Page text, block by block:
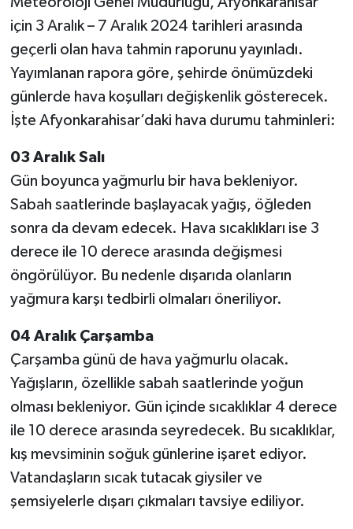
için 3 Aralık – 7 Aralık 2024 tarihleri arasında
geçerli olan hava tahmin raporunu yayınladı.
Yayımlanan rapora göre, şehirde önümüzdeki
günlerde hava koşulları değişkenlik gösterecek.
İşte Afyonkarahisar’daki hava durumu tahminleri:
03 Aralık Salı
Gün boyunca yağmurlu bir hava bekleniyor.
Sabah saatlerinde başlayacak yağış, öğleden
sonra da devam edecek. Hava sıcaklıkları ise 3
derece ile 10 derece arasında değişmesi
öngörülüyor. Bu nedenle dışarıda olanların
yağmura karşı tedbirli olmaları öneriliyor.
04 Aralık Çarşamba
Çarşamba günü de hava yağmurlu olacak.
Yağışların, özellikle sabah saatlerinde yoğun
olması bekleniyor. Gün içinde sıcaklıklar 4 derece
ile 10 derece arasında seyredecek. Bu sıcaklıklar,
kış mevsiminin soğuk günlerine işaret ediyor.
Vatandaşların sıcak tutacak giysiler ve
şemsiyelerle dışarı çıkmaları tavsiye ediliyor.